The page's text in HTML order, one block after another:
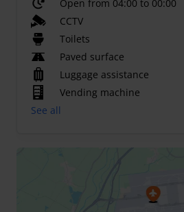
Open from 04:00 to 00:00
CCTV
Toilets
Paved surface
Luggage assistance
Vending machine
See all